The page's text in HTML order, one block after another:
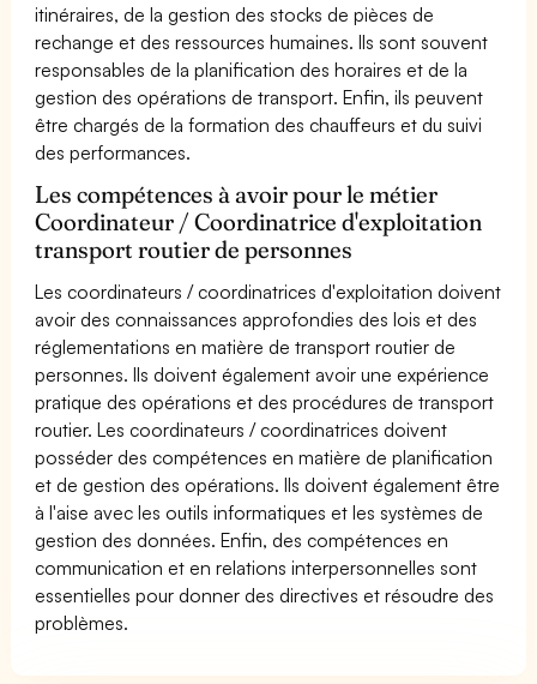
itinéraires, de la gestion des stocks de pièces de
rechange et des ressources humaines. Ils sont souvent
responsables de la planification des horaires et de la
gestion des opérations de transport. Enfin, ils peuvent
être chargés de la formation des chauffeurs et du suivi
des performances.
Les compétences à avoir pour le métier
Coordinateur / Coordinatrice d'exploitation
transport routier de personnes
Les coordinateurs / coordinatrices d'exploitation doivent
avoir des connaissances approfondies des lois et des
réglementations en matière de transport routier de
personnes. Ils doivent également avoir une expérience
pratique des opérations et des procédures de transport
routier. Les coordinateurs / coordinatrices doivent
posséder des compétences en matière de planification
et de gestion des opérations. Ils doivent également être
à l'aise avec les outils informatiques et les systèmes de
gestion des données. Enfin, des compétences en
communication et en relations interpersonnelles sont
essentielles pour donner des directives et résoudre des
problèmes.